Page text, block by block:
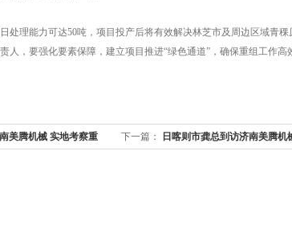
处理能力可达50吨，项目投产后将有效解决林芝市及周边区域青
人，要强化要素保障，建立项目推进“绿色通道”，确保重组工作
美腾机械 实地考察重 下一篇： 日喀则市龚总到访济南美腾